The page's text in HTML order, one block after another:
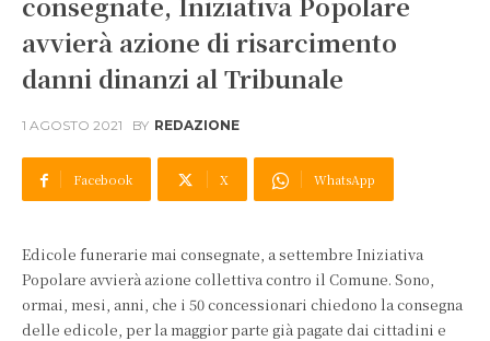
avvierà azione di risarcimento
danni dinanzi al Tribunale
1 AGOSTO 2021 BY REDAZIONE
Facebook X WhatsApp
Edicole funerarie mai consegnate, a settembre Iniziativa
Popolare avvierà azione collettiva contro il Comune. Sono,
ormai, mesi, anni, che i 50 concessionari chiedono la consegna
delle edicole, per la maggior parte già pagate dai cittadini e